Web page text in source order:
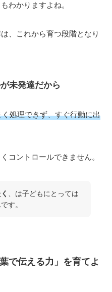
わかりますよね。
、これから育つ段階となり
未発達だから
処理できず、すぐ行動に出
コントロールできません。
、は子どもにとっては
す。
で伝える力」を育てよ